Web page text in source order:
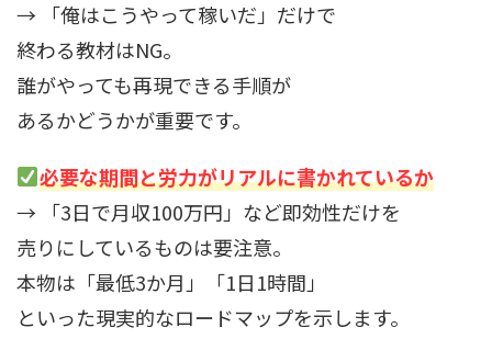
→ 「俺はこうやって稼いだ」だけで
終わる教材はNG。
誰がやっても再現できる手順が
あるかどうかが重要です。
必要な期間と労力がリアルに書かれているか
→ 「3日で月収100万円」など即効性だけを
売りにしているものは要注意。
本物は「最低3か月」「1日1時間」
といった現実的なロードマップを示します。